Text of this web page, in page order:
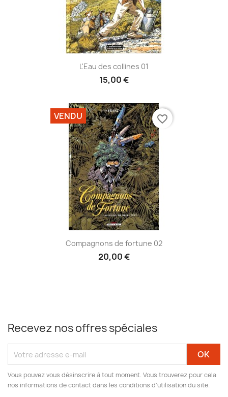
L'Eau des collines 01
15,00 €
Compagnons de fortune 02
20,00 €
VENDU favorite_border
Recevez nos offres spéciales
Vous pouvez vous désinscrire à tout moment. Vous trouverez pour cela
nos informations de contact dans les conditions d'utilisation du site.